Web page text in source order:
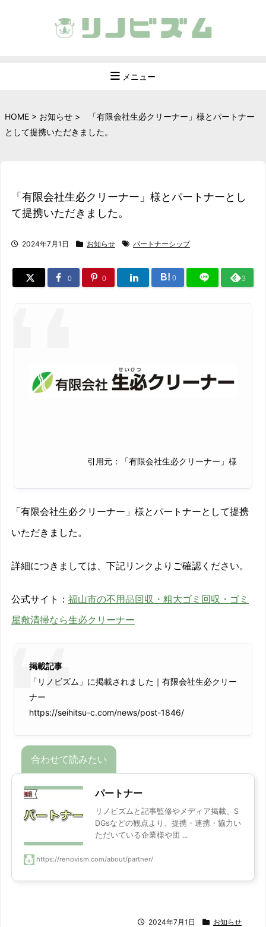
メニュー
HOME > お知らせ >
「有限会社生必クリーナー」様とパートナー
として提携いただきました。
「有限会社生必クリーナー」様とパートナーとし
て提携いただきました。
2024年7月1日 お知らせ パートナーシップ
0 0 B! 0 3
引用元：「有限会社生必クリーナー」様
「有限会社生必クリーナー」様とパートナーとして提携
いただきました。
詳細につきましては、下記リンクよりご確認ください。
公式サイト： 福山市の不用品回収・粗大ゴミ回収・ゴミ
屋敷清掃なら生必クリーナー
掲載記事
「リノビズム」に掲載されました｜有限会社生必クリー
ナー
https://seihitsu-c.com/news/post-1846/
パートナー
リノビズムと記事監修やメディア掲載、S
DGsなどの観点より、提携・連携・協力い
ただいている企業様や団 ...
https://renovism.com/about/partner/
2024年7月1日 お知らせ